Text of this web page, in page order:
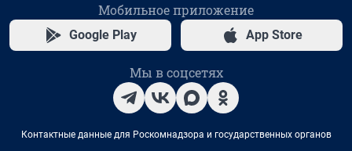
Мобильное приложение
Google Play App Store
Мы в соцсетях
Контактные данные для Роскомнадзора и государственных органов